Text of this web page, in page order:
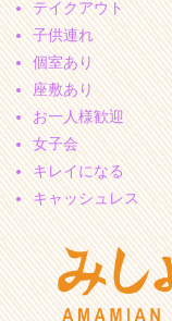
テイクアウト
子供連れ
個室あり
座敷あり
お一人様歓迎
女子会
キレイになる
キャッシュレス